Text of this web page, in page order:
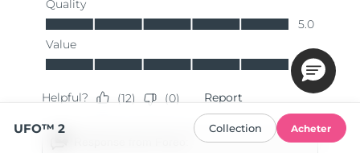
UFO™ 2 Collection Acheter